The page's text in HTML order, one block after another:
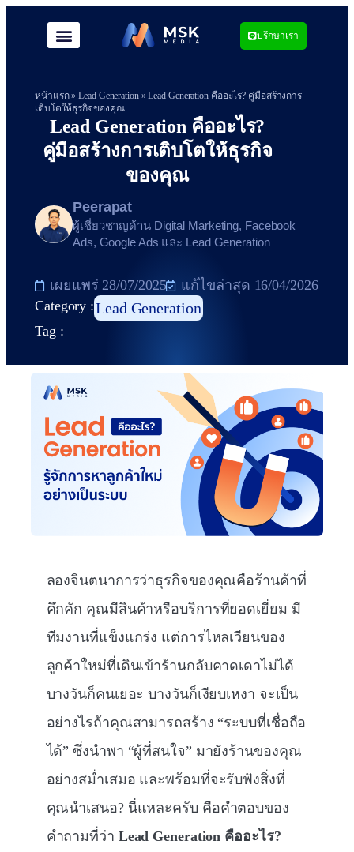
ปรึกษาเรา
หน้าแรก»Lead Generation»Lead Generation คืออะไร? คู่มือสร้างการ
เติบโตให้ธุรกิจของคุณ
Lead Generation คืออะไร?
คู่มือสร้างการเติบโตให้ธุรกิจ
ของคุณ
Peerapat
ผู้เชี่ยวชาญด้าน Digital Marketing, Facebook
Ads, Google Ads และ Lead Generation
เผยแพร่ 28/07/2025
แก้ไขล่าสุด 16/04/2026
Category :Lead Generation
Tag :
ลองจินตนาการว่าธุรกิจของคุณคือร้านค้าที่
คึกคัก คุณมีสินค้าหรือบริการที่ยอดเยี่ยม มี
ทีมงานที่แข็งแกร่ง แต่การไหลเวียนของ
ลูกค้าใหม่ที่เดินเข้าร้านกลับคาดเดาไม่ได้
บางวันก็คนเยอะ บางวันก็เงียบเหงา จะเป็น
อย่างไรถ้าคุณสามารถสร้าง “ระบบที่เชื่อถือ
ได้” ซึ่งนำพา “ผู้ที่สนใจ” มายังร้านของคุณ
อย่างสม่ำเสมอ และพร้อมที่จะรับฟังสิ่งที่
คุณนำเสนอ? นี่แหละครับ คือคำตอบของ
คำถามที่ว่า Lead Generation คืออะไร?